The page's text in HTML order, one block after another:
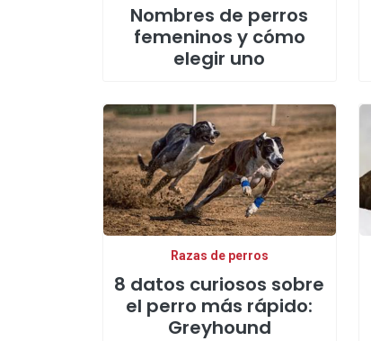
Nombres de perros
femeninos y cómo
elegir uno
Razas de perros
8 datos curiosos sobre
el perro más rápido:
Greyhound